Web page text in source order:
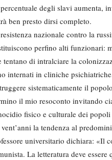
degli slavi au­menta,
ben pre­sto dirsi completo.
nazionale contro la
perfino alti funzionari:
tentano di intralcia­re la
internati in cliniche
siste­maticamente il
il mio resoconto invi­tando
fisico e culturale dei
la tendenza al
universitario dichiara: «Il
La letteratu­ra deve